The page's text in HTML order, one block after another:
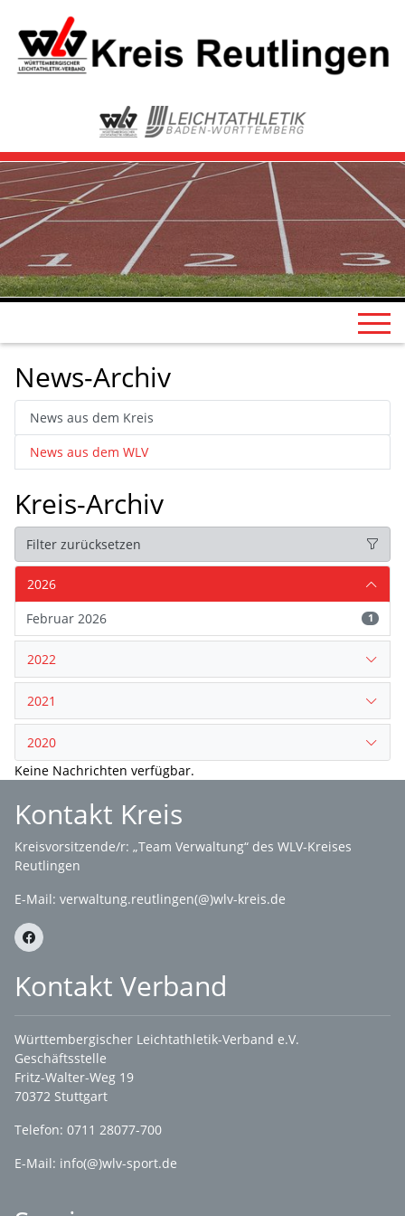
News-Archiv
News aus dem Kreis
News aus dem WLV
Kreis-Archiv
Filter zurücksetzen
2026
Februar 2026
1
2022
2021
2020
Keine Nachrichten verfügbar.
Kontakt Kreis
Kreisvorsitzende/r: „Team Verwaltung“ des WLV-Kreises
Reutlingen
E-Mail: verwaltung.reutlingen(@)wlv-kreis.de
Kontakt Verband
Württembergischer Leichtathletik-Verband e.V.
Geschäftsstelle
Fritz-Walter-Weg 19
70372 Stuttgart
Telefon: 0711 28077-700
E-Mail: info(@)wlv-sport.de